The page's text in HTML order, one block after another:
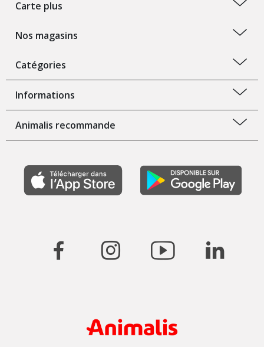
Carte plus
Nos magasins
Catégories
Informations
Animalis recommande